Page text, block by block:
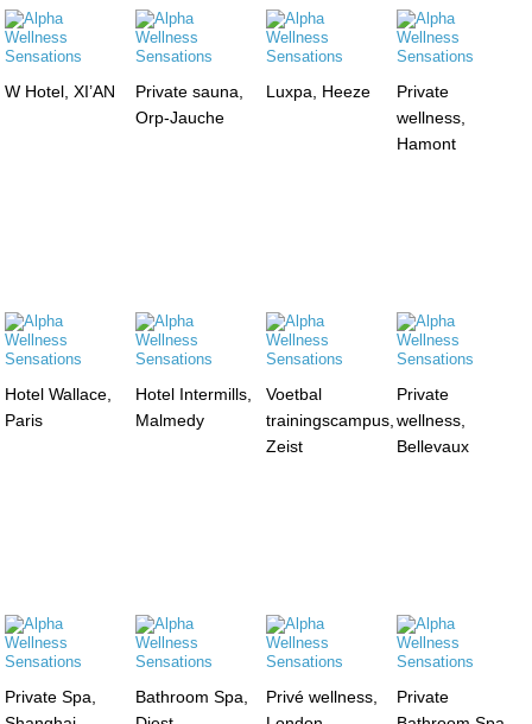
W Hotel, XI’AN
Private sauna,
Orp-Jauche
Luxpa, Heeze
Private
wellness,
Hamont
Hotel Wallace,
Paris
Hotel Intermills,
Malmedy
Voetbal
trainingscampus,
Zeist
Private
wellness,
Bellevaux
Private Spa,
Bathroom Spa,
Privé wellness,
Private